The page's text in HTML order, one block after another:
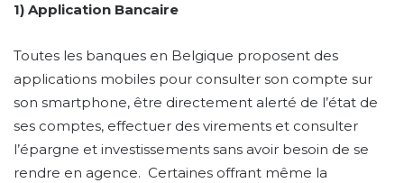
1) Application Bancaire
Toutes les banques en Belgique proposent des
applications mobiles pour consulter son compte sur
son smartphone, être directement alerté de l’état de
ses comptes, effectuer des virements et consulter
l’épargne et investissements sans avoir besoin de se
rendre en agence. Certaines offrant même la